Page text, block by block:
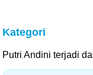
Kategori
Putri Andini terjadi